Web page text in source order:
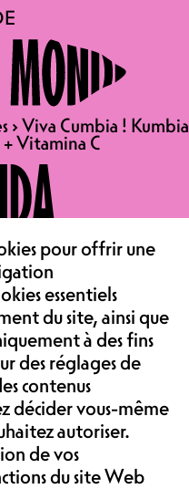
‹
›Viva Cumbia ! Kumbia
+ Vitamina C
&
›Viva Cumbia ! Kumbia
+ Vitamina C
Kumbia
Doce +
C
!
(MEX/F) +
(CH)
C
| CUMBIA
18.-, PRIX
, PRIX
33.-
pour offrir une
essentiels
du site, ainsi que
à des fins
des réglages de
contenus
décider vous-même
autoriser.
de vos
du site Web